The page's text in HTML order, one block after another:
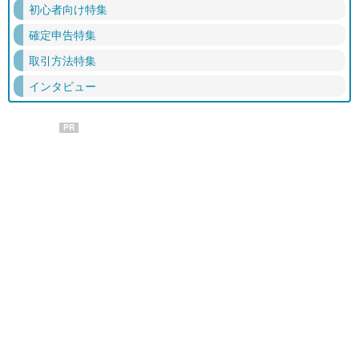
初心者向け特集
確定申告特集
取引方法特集
インタビュー
PR